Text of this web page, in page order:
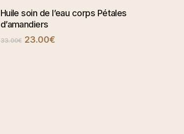
AJOUTER AU PANIER
Huile soin de l’eau corps Pétales
d’amandiers
33.00€ Le
23.00€Le